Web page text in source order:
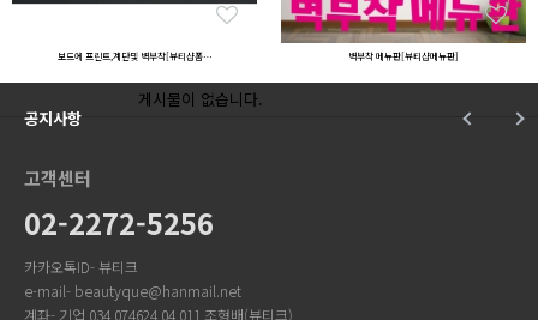
보드에 프린트,계단및 벽부착[뷰티샵폼… 벽부착 메뉴판[뷰티샵메뉴판]
공지사항
게시물이 없습니다.
고객센터
02-2272-5256
카카오톡ID- 뷰티크
e-mail- beautyque@hanmail.net
계좌- 기업 034 074624 04 011 조형배(뷰티크)